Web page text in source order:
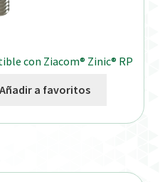
con Ziacom® Zinic® RP
Añadir a favoritos